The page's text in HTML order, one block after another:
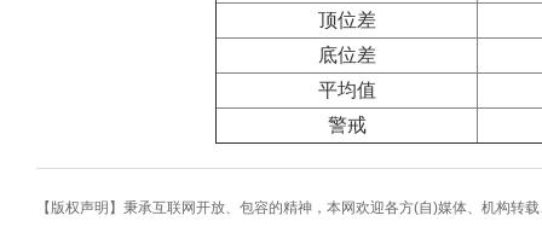
顶位差
底位差
平均值
警戒
【版权声明】秉承互联网开放、包容的精神，本网欢迎各方(自)媒体、机构转